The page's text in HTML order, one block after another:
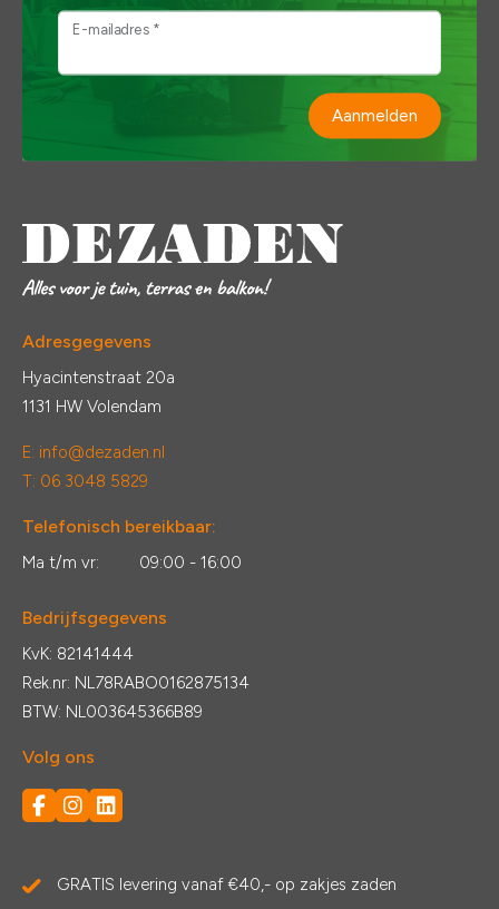
E-mailadres *
Aanmelden
Adresgegevens
Hyacintenstraat 20a
1131 HW Volendam
E: info@dezaden.nl
T: 06 3048 5829
Telefonisch bereikbaar:
Ma t/m vr: 09:00 - 16:00
Bedrijfsgegevens
KvK: 82141444
Rek.nr: NL78RABO0162875134
BTW: NL003645366B89
Volg ons
GRATIS levering vanaf €40,- op zakjes zaden